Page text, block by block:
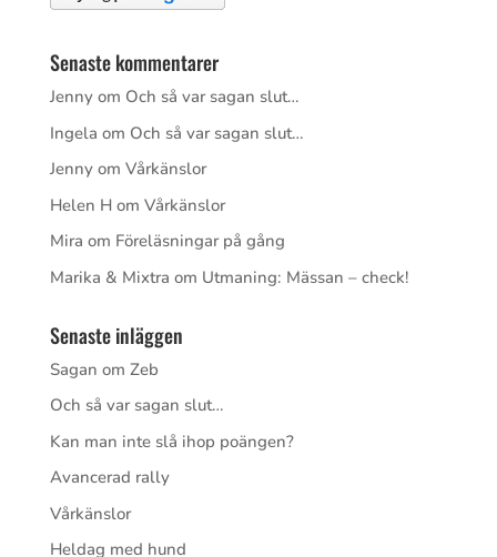
Senaste kommentarer
Jennyom Och så var sagan slut…
Ingela om Och så var sagan slut…
Jennyom Vårkänslor
Helen Hom Vårkänslor
Mira om Föreläsningar på gång
Marika & Mixtra om Utmaning: Mässan – check!
Senaste inläggen
Sagan om Zeb
Och så var sagan slut…
Kan man inte slå ihop poängen?
Avancerad rally
Vårkänslor
Heldag med hund